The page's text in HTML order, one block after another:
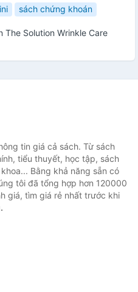
sách chứng khoán
The Solution Wrinkle Care
tin giá cả sách. Từ sách
tiểu thuyết, học tập, sách
Bằng khả năng sẵn có
tôi đã tổng hợp hơn 120000
giá, tìm giá rẻ nhất trước khi